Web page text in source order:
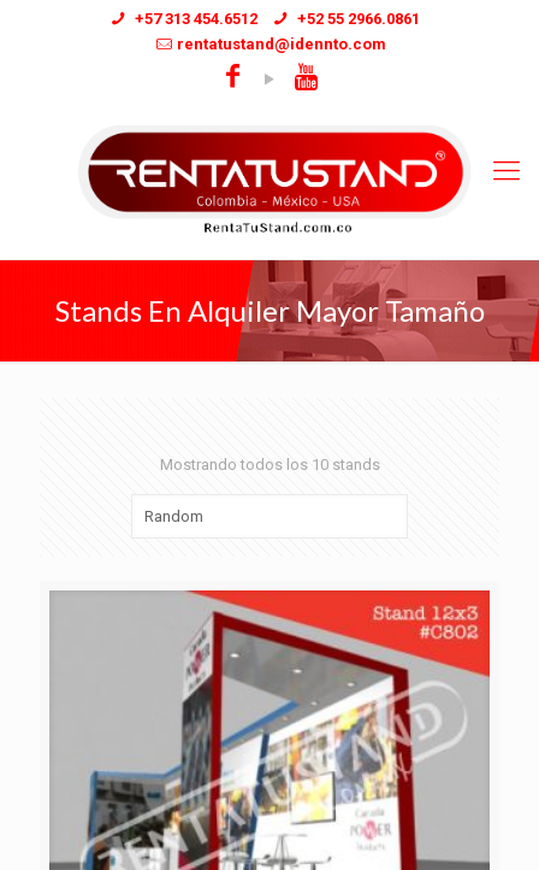
+57 313 454.6512
+52 55 2966.0861
rentatustand@idennto.com
Stands En Alquiler Mayor Tamaño
Mostrando todos los 10 stands